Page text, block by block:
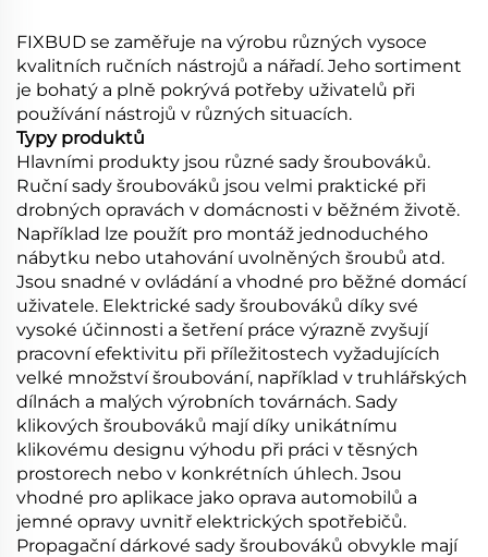
FIXBUD se zaměřuje na výrobu různých vysoce
kvalitních ručních nástrojů a nářadí. Jeho sortiment
je bohatý a plně pokrývá potřeby uživatelů při
používání nástrojů v různých situacích.
Typy produktů
Hlavními produkty jsou různé sady šroubováků.
Ruční sady šroubováků jsou velmi praktické při
drobných opravách v domácnosti v běžném životě.
Například lze použít pro montáž jednoduchého
nábytku nebo utahování uvolněných šroubů atd.
Jsou snadné v ovládání a vhodné pro běžné domácí
uživatele. Elektrické sady šroubováků díky své
vysoké účinnosti a šetření práce výrazně zvyšují
pracovní efektivitu při příležitostech vyžadujících
velké množství šroubování, například v truhlářských
dílnách a malých výrobních továrnách. Sady
klikových šroubováků mají díky unikátnímu
klikovému designu výhodu při práci v těsných
prostorech nebo v konkrétních úhlech. Jsou
vhodné pro aplikace jako oprava automobilů a
jemné opravy uvnitř elektrických spotřebičů.
Propagační dárkové sady šroubováků obvykle mají